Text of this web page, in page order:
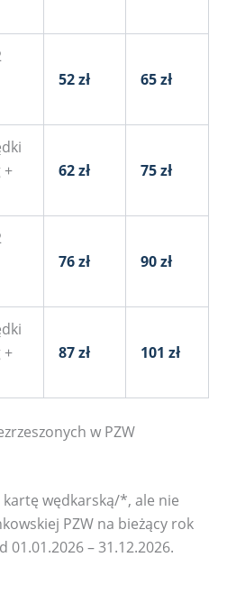
52 zł 65 zł
+
62 zł 75 zł
76 zł 90 zł
+
87 zł 101 zł
w PZW
wędkarską/*, ale nie
PZW na bieżący rok
01.01.2026 – 31.12.2026.